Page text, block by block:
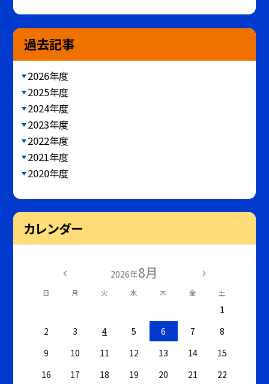
過去記事
2026年度
2025年度
2024年度
2023年度
2022年度
2021年度
2020年度
カレンダー
2026年8月
日 月 火 水 木 金 土
1
2
3 4 5 6 7
8
9
10 11 12 13 14
15
16
17 18 19 20 21
22